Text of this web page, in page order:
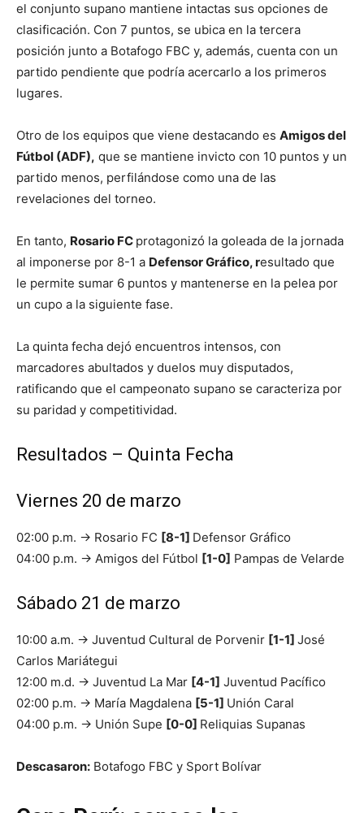
el conjunto supano mantiene intactas sus opciones de
clasificación. Con 7 puntos, se ubica en la tercera
posición junto a Botafogo FBC y, además, cuenta con un
partido pendiente que podría acercarlo a los primeros
lugares.
Otro de los equipos que viene destacando es Amigos del
Fútbol (ADF), que se mantiene invicto con 10 puntos y un
partido menos, perfilándose como una de las
revelaciones del torneo.
En tanto, Rosario FC protagonizó la goleada de la jornada
al imponerse por 8-1 a Defensor Gráfico, resultado que
le permite sumar 6 puntos y mantenerse en la pelea por
un cupo a la siguiente fase.
La quinta fecha dejó encuentros intensos, con
marcadores abultados y duelos muy disputados,
ratificando que el campeonato supano se caracteriza por
su paridad y competitividad.
Resultados – Quinta Fecha
Viernes 20 de marzo
02:00 p.m. → Rosario FC [8-1] Defensor Gráfico
04:00 p.m. → Amigos del Fútbol [1-0] Pampas de Velarde
Sábado 21 de marzo
10:00 a.m. → Juventud Cultural de Porvenir [1-1] José
Carlos Mariátegui
12:00 m.d. → Juventud La Mar [4-1] Juventud Pacífico
02:00 p.m. → María Magdalena [5-1] Unión Caral
04:00 p.m. → Unión Supe [0-0] Reliquias Supanas
Descasaron: Botafogo FBC y Sport Bolívar